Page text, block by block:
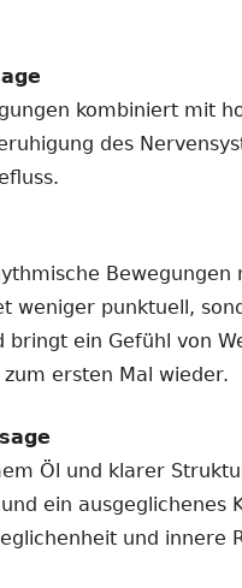
kombiniert mit
des
weniger punktuell,
ein Gefühl von
ersten Mal wieder.
Öl und klarer
ein ausgeglichenes
und innere